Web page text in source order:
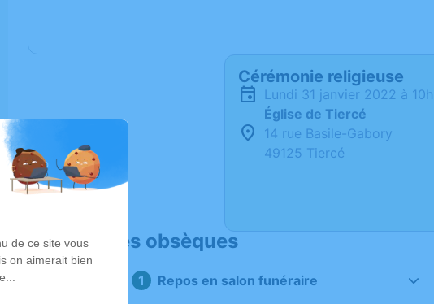
Cérémonie religieuse
lundi 31 janvier 2022 à
Église de Tiercé
14 rue Basile-Gabory
49125 Tiercé
Déroulé des obsèques
Repos en salon funéraire